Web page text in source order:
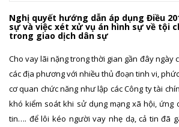
Nghị quyết hướng dẫn áp dụng Điều
sự và việc xét xử vụ án hình sự về tội
trong giao dịch dân sự
Cho vay lãi nặng trong thời gian gần đây ngày
các địa phương với nhiều thủ đoạn tinh vi,
cơ quan chức năng như lập các Công ty tài
khó kiểm soát khi sử dụng mạng xã hội, ứng
tin…. để lôi kéo người vay nhẹ dạ, cả tin đã